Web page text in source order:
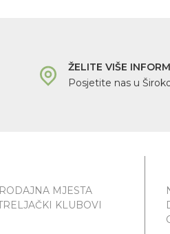
ŽELITE VIŠE
Posjetite nas u
MJESTA
KLUBOVI